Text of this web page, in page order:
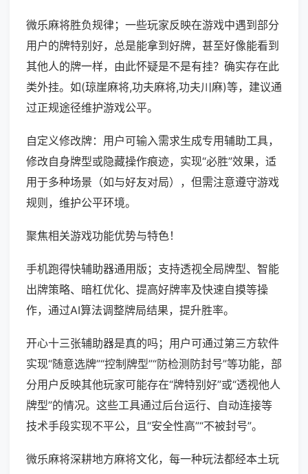
微乐麻将胜负规律；一些玩家反映在游戏中遇到部分
用户的牌特别好，总是能拿到好牌，甚至好像能看到
其他人的牌一样，由此怀疑是不是有挂？确实存在此
类外挂。如(琼崖麻将,功夫麻将,功夫川麻)等，建议通
过正规途径维护游戏公平。
自定义修改牌：用户可输入需求生成专用辅助工具，
修改自身牌型或隐藏操作痕迹，实现“必胜”效果，适
用于多种场景（如与好友对局），但需注意遵守游戏
规则，维护公平环境。
聚焦相关游戏功能优势与特色！
手机跑得快辅助器通用版；支持透视全局牌型、智能
出牌策略、暗杠优化、提高好牌率及快速自摸等操
作，通过AI算法调整牌局结果，提升胜率。
开心十三张辅助器是真的吗；用户可通过第三方软件
实现“随意选牌”“控制牌型”“防检测防封号”等功能，部
分用户反映其他玩家可能存在“牌特别好”或“透视他人
牌型”的情况。这些工具通过后台运行、自动连接等
技术手段实现不平公，且“安全性高”“不被封号”。
微乐麻将深耕地方麻将文化，每一种玩法都经本土玩